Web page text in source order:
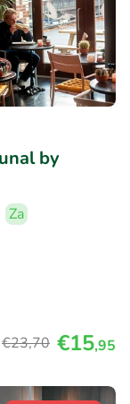
by
Za
€23,70 €15,95